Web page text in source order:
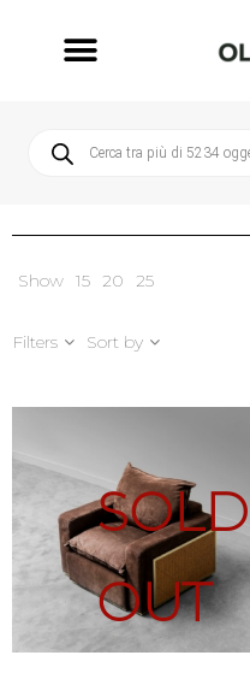
Show 15 20 25
Filters Sort by
SOLD
OUT